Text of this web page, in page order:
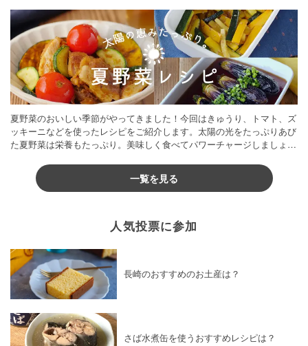
夏野菜のおいしい季節がやってきました！今回はきゅうり、トマト、ズ
ッキーニなどを使ったレシピをご紹介します。太陽の光をたっぷりあび
た夏野菜は栄養もたっぷり。美味しく食べてパワーチャージしましょう
一覧を見る
人気投票に参加
長崎のおすすめのお土産は？
さば水煮缶を使うおすすめレシピは？